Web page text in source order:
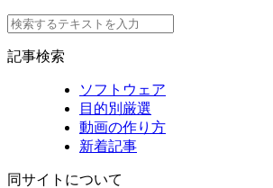
記事検索
ソフトウェア
目的別厳選
動画の作り方
新着記事
同サイトについて